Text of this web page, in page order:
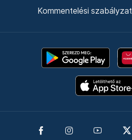
Kommentelési szabályzat